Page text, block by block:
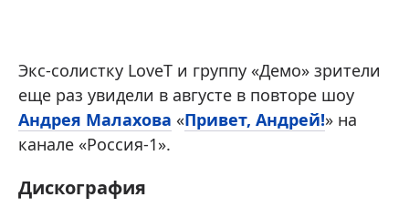
Экс-солистку LoveT и группу «Демо» зрители
еще раз увидели в августе в повторе шоу
Андрея Малахова «Привет, Андрей!» на
канале «Россия-1».
Дискография